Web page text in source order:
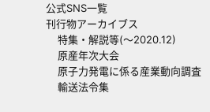
公式SNS一覧
刊行物アーカイブス
特集・解説等(～2020.12)
原産年次大会
原子力発電に係る産業動向調査
輸送法令集